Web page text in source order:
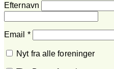
Efternavn
Email *
Nyt fra alle foreninger